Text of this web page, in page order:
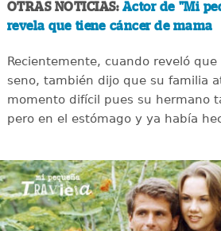
OTRAS NOTICIAS: Actor de "Mi
revela que tiene cáncer de mama
Recientemente, cuando reveló
seno, también dijo que su familia
momento difícil pues su hermano
pero en el estómago y ya había